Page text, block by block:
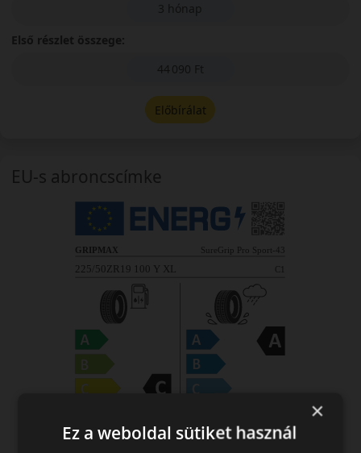
3 hónap
Első részlet összege:
44 090 Ft
Előbírálat
EU-s abroncscímke
×
Ez a weboldal sütiket használ